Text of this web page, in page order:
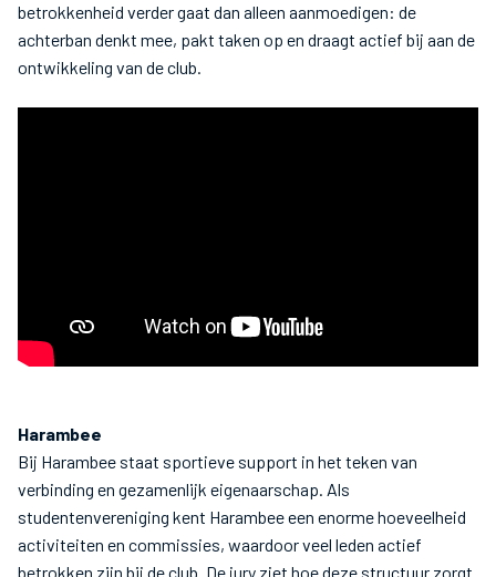
betrokkenheid verder gaat dan alleen aanmoedigen: de
achterban denkt mee, pakt taken op en draagt actief bij aan de
ontwikkeling van de club.
Harambee
Bij Harambee staat sportieve support in het teken van
verbinding en gezamenlijk eigenaarschap. Als
studentenvereniging kent Harambee een enorme hoeveelheid
activiteiten en commissies, waardoor veel leden actief
betrokken zijn bij de club. De jury ziet hoe deze structuur zorgt